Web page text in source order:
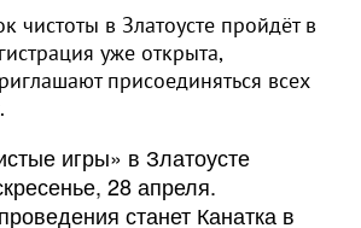
чистоты в Златоусте пройдёт в
уже открыта,
присоединяться всех
игры» в Златоусте
28 апреля.
станет Канатка в